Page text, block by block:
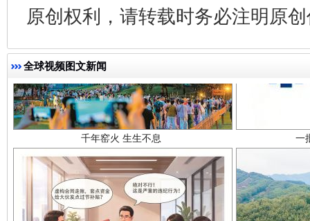
原创权利，请转载时务必注明原
全球视频图文新闻
千年窑火 生生不息